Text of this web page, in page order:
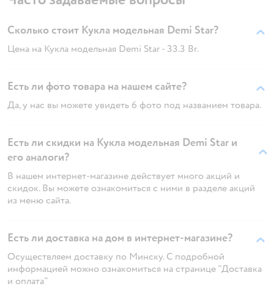
Сколько стоит Кукла модельная Demi Star?
Цена на Кукла модельная Demi Star - 33.3 Br.
Есть ли фото товара на нашем сайте?
Да, у нас вы можете увидеть 6 фото под названием товара.
Есть ли скидки на Кукла модельная Demi Star и
его аналоги?
В нашем интернет-магазине действует много акций и
скидок. Вы можете ознакомиться с ними в разделе акций
из меню сайта.
Есть ли доставка на дом в интернет-магазине?
Осуществляем доставку по Минску. С подробной
информацией можно ознакомиться на странице "Доставка
и оплата"